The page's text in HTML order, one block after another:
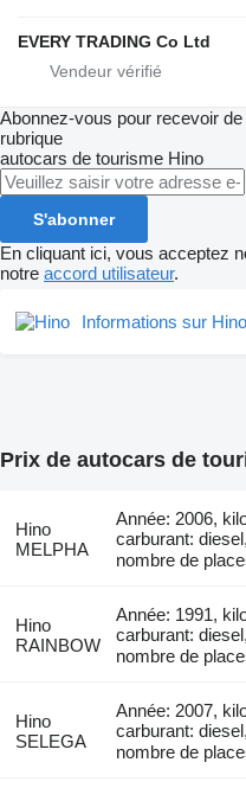
EVERY TRADING Co Ltd
Abonnez-vous pour recevoir
rubrique
autocars de tourisme Hino
S'abonner
En cliquant ici, vous acceptez
notre accord utilisateur.
Informations sur Hino
Prix de autocars de
Hino
MELPHA
Année: 2006,
carburant:
nombre de
Hino
RAINBOW
Année: 1991,
carburant:
nombre de
Hino
SELEGA
Année: 2007,
carburant:
nombre de